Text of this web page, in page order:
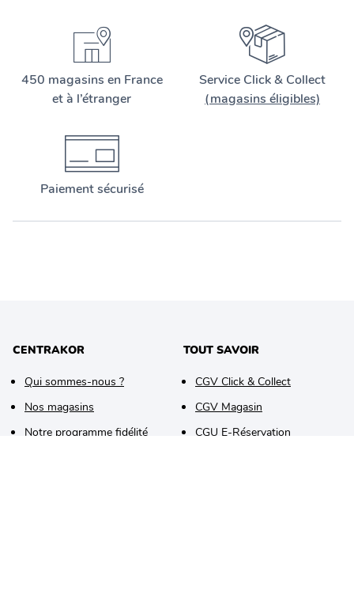
450 magasins en France
et à l’étranger
Service Click & Collect
(magasins éligibles)
Paiement sécurisé
CENTRAKOR
Qui sommes-nous ?
Nos magasins
Notre programme fidélité
TOUT SAVOIR
CGV Click & Collect
CGV Magasin
CGU E-Réservation